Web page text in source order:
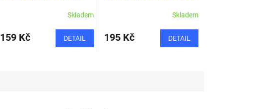
Skladem
159 Kč DETAIL
Skladem
195 Kč DETAIL